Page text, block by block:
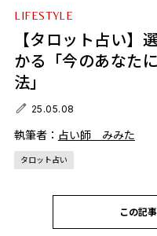
LIFESTYLE
【タロット占い】
かる「今のあなた
法」
25.05.08
執筆者： 占い師 みみた
タロット占い
この記